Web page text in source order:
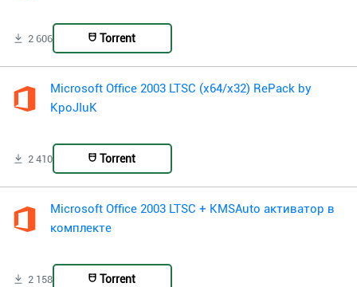
2 606 Torrent
Microsoft Office 2003 LTSC (x64/x32) RePack by
KpoJIuK
2 410 Torrent
Microsoft Office 2003 LTSC + KMSAuto активатор в
комплекте
2 158 Torrent